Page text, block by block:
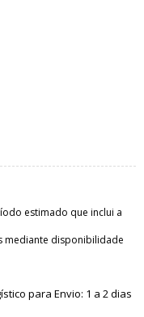
estimado que inclui a
mediante disponibilidade
para Envio: 1 a 2 dias